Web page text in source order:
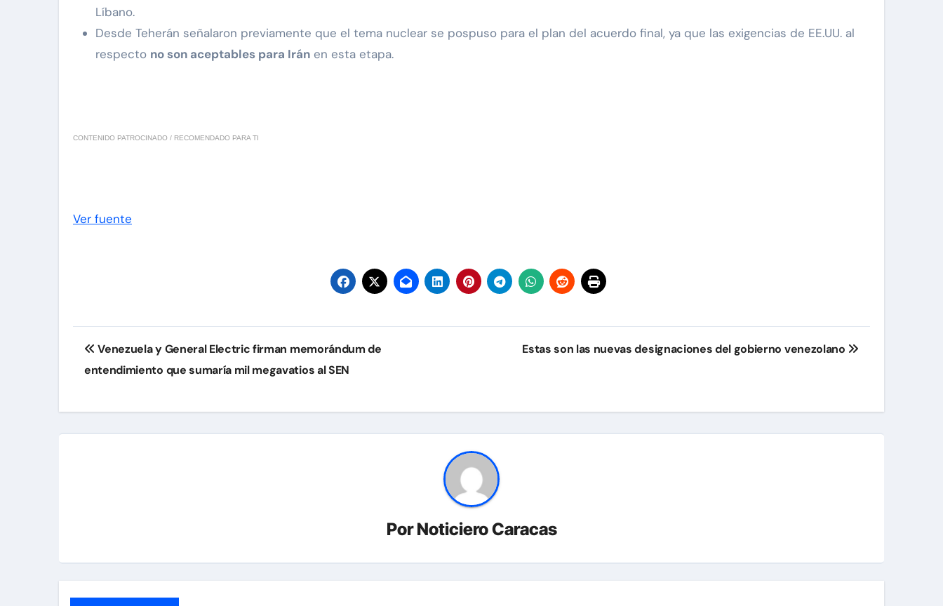
Líbano.
Desde Teherán señalaron previamente que el tema nuclear se pospuso para el plan del acuerdo final, ya que las exigencias de EE.UU. al
respecto no son aceptables para Irán en esta etapa.
CONTENIDO PATROCINADO / RECOMENDADO PARA TI
Ver fuente
Navegación
de
Venezuela y General Electric firman memorándum de
entendimiento que sumaría mil megavatios al SEN
Estas son las nuevas designaciones del gobierno venezolano
PorNoticiero Caracas